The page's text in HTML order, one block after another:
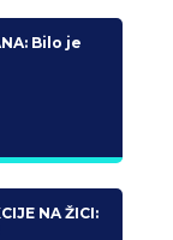
Bilo je
NA ŽICI: